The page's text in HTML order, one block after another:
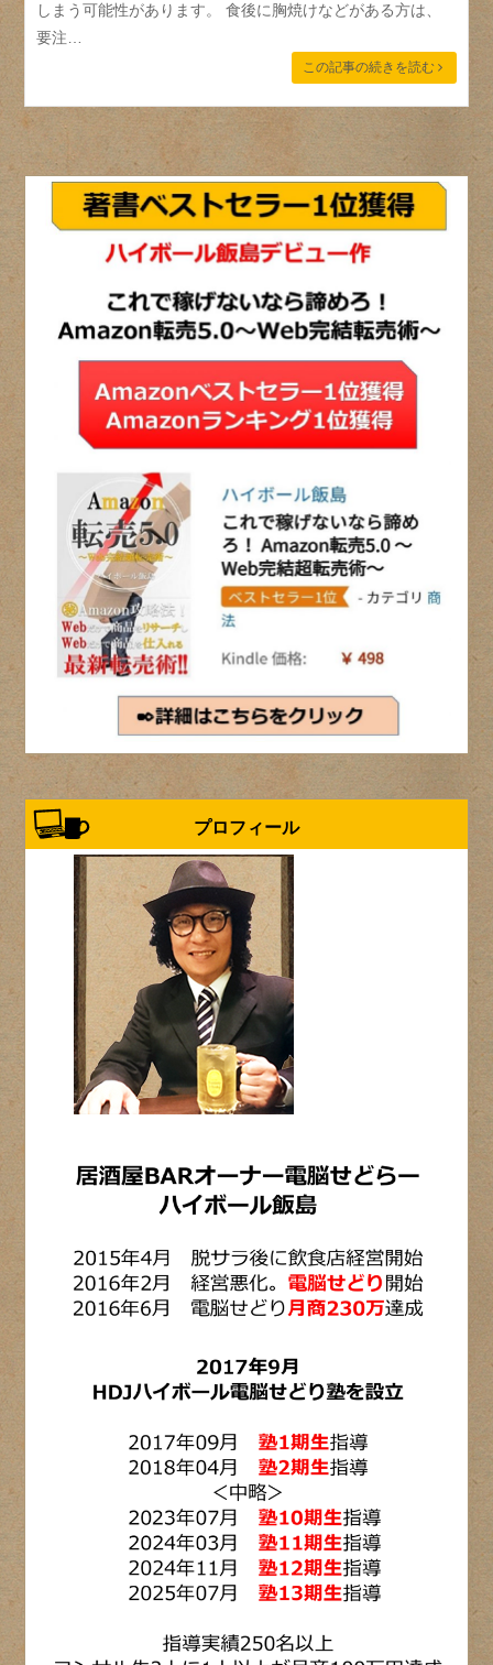
しまう可能性があります。 食後に胸焼けなどがある方は、
要注…
この記事の続きを読む
プロフィール